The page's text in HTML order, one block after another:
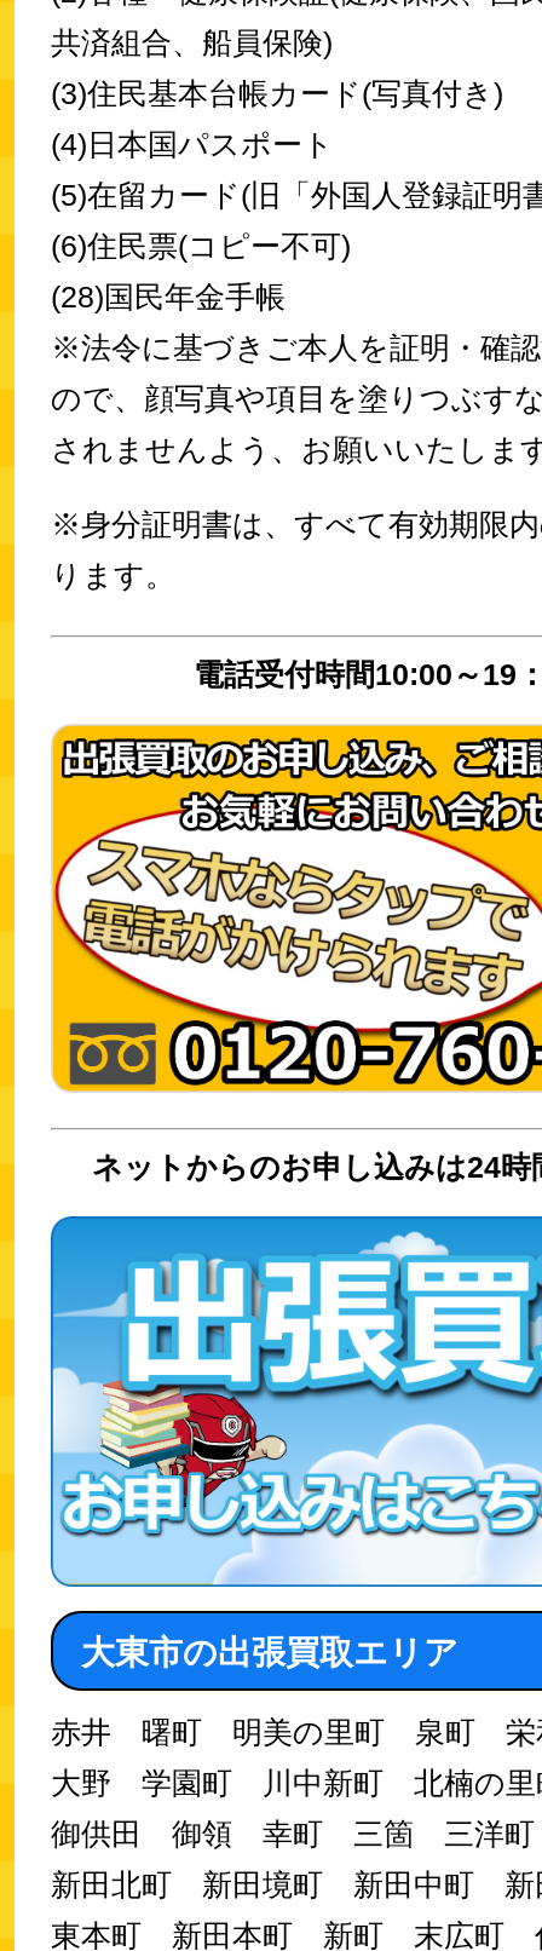
共済組合、船員保険)
(3)住民基本台帳カード(写真付き)
(4)日本国パスポート
(5)在留カード(旧「外国人登録証明
(6)住民票(コピー不可)
(28)国民年金手帳
※法令に基づきご本人を証明・確
ので、顔写真や項目を塗りつぶす
されませんよう、お願いいたしま
※身分証明書は、すべて有効期限
ります。
電話受付時間10:00～19
ネットからのお申し込みは24時
大東市の出張買取エリア
赤井 曙町 明美の里町 泉町
大野 学園町 川中新町 北楠の
御供田 御領 幸町 三箇 三洋
新田北町 新田境町 新田中町
東本町 新田本町 新町 末広町